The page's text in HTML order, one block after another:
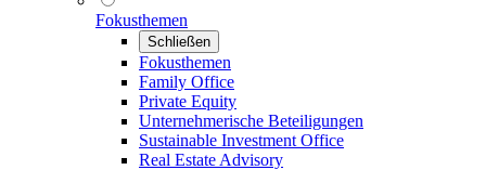
Fokusthemen
Schließen
Fokusthemen
Family Office
Private Equity
Unternehmerische Beteiligungen
Sustainable Investment Office
Real Estate Advisory